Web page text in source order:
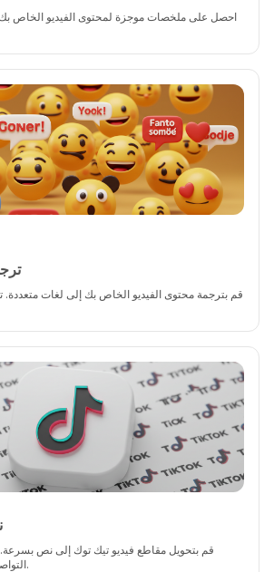
احصل على ملخصات موجزة لمحتوى الفيديو الخاص
قم بترجمة محتوى الفيديو الخاص بك إلى لغات
قم بتحويل مقاطع فيديو تيك توك إلى نص
التواصل الاجتماعي والمؤثرين.